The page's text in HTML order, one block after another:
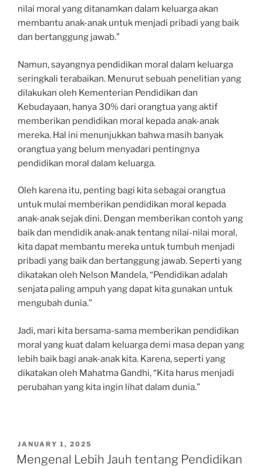
nilai moral yang ditanamkan dalam keluarga akan
membantu anak-anak untuk menjadi pribadi yang baik
dan bertanggung jawab.”
Namun, sayangnya pendidikan moral dalam keluarga
seringkali terabaikan. Menurut sebuah penelitian yang
dilakukan oleh Kementerian Pendidikan dan
Kebudayaan, hanya 30% dari orangtua yang aktif
memberikan pendidikan moral kepada anak-anak
mereka. Hal ini menunjukkan bahwa masih banyak
orangtua yang belum menyadari pentingnya
pendidikan moral dalam keluarga.
Oleh karena itu, penting bagi kita sebagai orangtua
untuk mulai memberikan pendidikan moral kepada
anak-anak sejak dini. Dengan memberikan contoh yang
baik dan mendidik anak-anak tentang nilai-nilai moral,
kita dapat membantu mereka untuk tumbuh menjadi
pribadi yang baik dan bertanggung jawab. Seperti yang
dikatakan oleh Nelson Mandela, “Pendidikan adalah
senjata paling ampuh yang dapat kita gunakan untuk
mengubah dunia.”
Jadi, mari kita bersama-sama memberikan pendidikan
moral yang kuat dalam keluarga demi masa depan yang
lebih baik bagi anak-anak kita. Karena, seperti yang
dikatakan oleh Mahatma Gandhi, “Kita harus menjadi
perubahan yang kita ingin lihat dalam dunia.”
POSTED
ON
JANUARY 1, 2025
Mengenal Lebih Jauh tentang Pendidikan